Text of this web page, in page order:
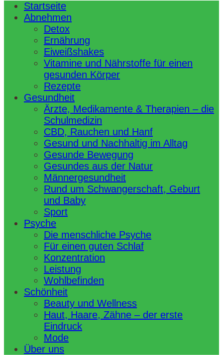
Startseite
Abnehmen
Detox
Ernährung
Eiweißshakes
Vitamine und Nährstoffe für einen
gesunden Körper
Rezepte
Gesundheit
Ärzte, Medikamente & Therapien – die
Schulmedizin
CBD, Rauchen und Hanf
Gesund und Nachhaltig im Alltag
Gesunde Bewegung
Gesundes aus der Natur
Männergesundheit
Rund um Schwangerschaft, Geburt
und Baby
Sport
Psyche
Die menschliche Psyche
Für einen guten Schlaf
Konzentration
Leistung
Wohlbefinden
Schönheit
Beauty und Wellness
Haut, Haare, Zähne – der erste
Eindruck
Mode
Über uns